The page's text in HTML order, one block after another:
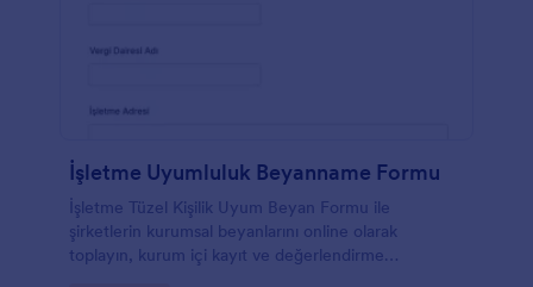
İşletme Uyumluluk Beyanname Formu
İşletme Tüzel Kişilik Uyum Beyan Formu ile
şirketlerin kurumsal beyanlarını online olarak
toplayın, kurum içi kayıt ve değerlendirme